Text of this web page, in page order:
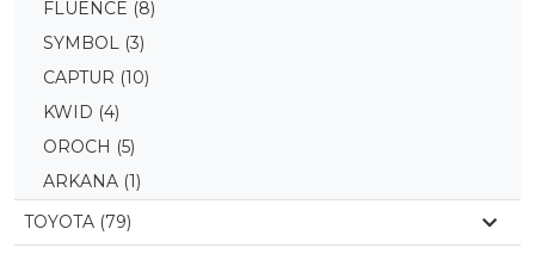
FLUENCE (8)
SYMBOL (3)
CAPTUR (10)
KWID (4)
OROCH (5)
ARKANA (1)
TOYOTA (79)